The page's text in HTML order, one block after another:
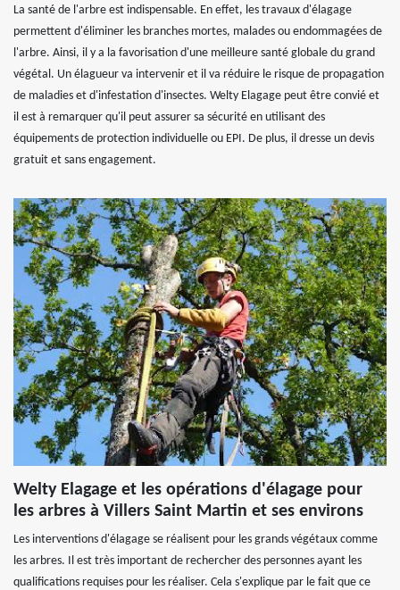
La santé de l'arbre est indispensable. En effet, les travaux d'élagage
permettent d'éliminer les branches mortes, malades ou endommagées de
l'arbre. Ainsi, il y a la favorisation d'une meilleure santé globale du grand
végétal. Un élagueur va intervenir et il va réduire le risque de propagation
de maladies et d'infestation d'insectes. Welty Elagage peut être convié et
il est à remarquer qu'il peut assurer sa sécurité en utilisant des
équipements de protection individuelle ou EPI. De plus, il dresse un devis
gratuit et sans engagement.
Welty Elagage et les opérations d'élagage pour
les arbres à Villers Saint Martin et ses environs
Les interventions d'élagage se réalisent pour les grands végétaux comme
les arbres. Il est très important de rechercher des personnes ayant les
qualifications requises pour les réaliser. Cela s'explique par le fait que ce